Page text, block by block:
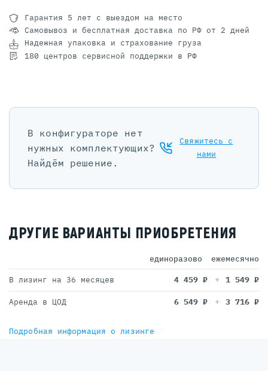
Гарантия 5 лет с выездом на место
Самовывоз и бесплатная доставка по РФ от 2 дней
Надежная упаковка и страхование груза
180 центров сервисной поддержки в РФ
В конфигураторе нет
нужных комплектующих?
Найдём решение.
Свяжитесь с
нами
ДРУГИЕ ВАРИАНТЫ ПРИОБРЕТЕНИЯ
единоразово ежемесячно
В лизинг на 36 месяцев 4 459 ₽ 1 549 ₽
Аренда в ЦОД 6 549 ₽ 3 716 ₽
Подробная информация о лизинге